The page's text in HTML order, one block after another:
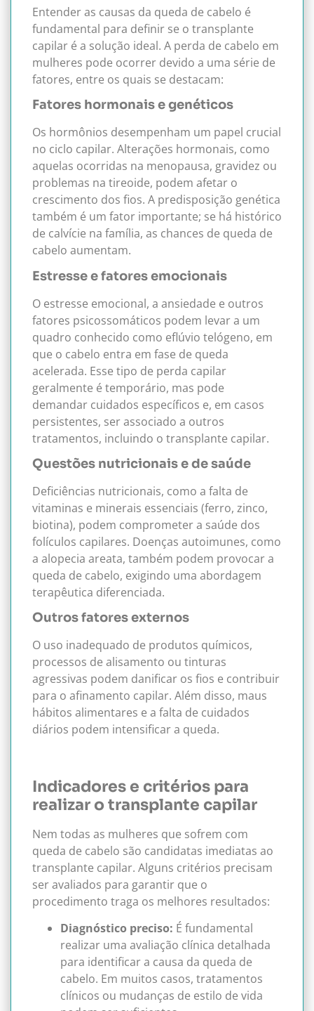
Entender as causas da queda de cabelo é
fundamental para definir se o transplante
capilar é a solução ideal. A perda de cabelo em
mulheres pode ocorrer devido a uma série de
fatores, entre os quais se destacam:
Fatores hormonais e genéticos
Os hormônios desempenham um papel crucial
no ciclo capilar. Alterações hormonais, como
aquelas ocorridas na menopausa, gravidez ou
problemas na tireoide, podem afetar o
crescimento dos fios. A predisposição genética
também é um fator importante; se há histórico
de calvície na família, as chances de queda de
cabelo aumentam.
Estresse e fatores emocionais
O estresse emocional, a ansiedade e outros
fatores psicossomáticos podem levar a um
quadro conhecido como eflúvio telógeno, em
que o cabelo entra em fase de queda
acelerada. Esse tipo de perda capilar
geralmente é temporário, mas pode
demandar cuidados específicos e, em casos
persistentes, ser associado a outros
tratamentos, incluindo o transplante capilar.
Questões nutricionais e de saúde
Deficiências nutricionais, como a falta de
vitaminas e minerais essenciais (ferro, zinco,
biotina), podem comprometer a saúde dos
folículos capilares. Doenças autoimunes, como
a alopecia areata, também podem provocar a
queda de cabelo, exigindo uma abordagem
terapêutica diferenciada.
Outros fatores externos
O uso inadequado de produtos químicos,
processos de alisamento ou tinturas
agressivas podem danificar os fios e contribuir
para o afinamento capilar. Além disso, maus
hábitos alimentares e a falta de cuidados
diários podem intensificar a queda.
Indicadores e critérios para
realizar o transplante capilar
Nem todas as mulheres que sofrem com
queda de cabelo são candidatas imediatas ao
transplante capilar. Alguns critérios precisam
ser avaliados para garantir que o
procedimento traga os melhores resultados:
Diagnóstico preciso: É fundamental
realizar uma avaliação clínica detalhada
para identificar a causa da queda de
cabelo. Em muitos casos, tratamentos
clínicos ou mudanças de estilo de vida